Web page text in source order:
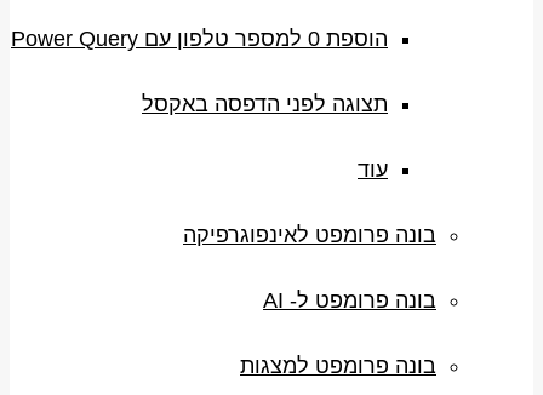
הוספת 0 למספר טלפון עם Power Query
תצוגה לפני הדפסה באקסל
עוד
בונה פרומפט לאינפוגרפיקה
בונה פרומפט ל- AI
בונה פרומפט למצגות